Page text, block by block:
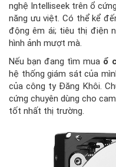
nghệ Intelliseek trên ổ
năng ưu việt. Có thể kể
động êm ái; tiêu thị điện
hình ảnh mượt mà.
Nếu bạn đang tìm mua ổ
hệ thống giám sát của
của công ty Đăng Khôi.
cứng chuyên dùng cho
tốt nhất thị trường.